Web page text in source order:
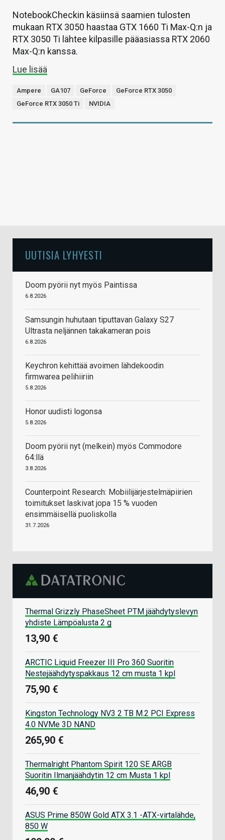
NotebookCheckin käsiinsä saamien tulosten
mukaan RTX 3050 haastaa GTX 1660 Ti Max-Q:n ja
RTX 3050 Ti lähtee kilpasille pääasiassa RTX 2060
Max-Q:n kanssa.
Lue lisää
Ampere GA107 GeForce
GeForce RTX 3050
GeForce RTX 3050 Ti
NVIDIA
UUTISIA LYHYESTI
Doom pyörii nyt myös Paintissa
6.8.2026
Samsungin huhutaan tiputtavan Galaxy S27
Ultrasta neljännen takakameran pois
6.8.2026
Keychron kehittää avoimen lähdekoodin
firmwarea pelihiiriin
5.8.2026
Honor uudisti logonsa
5.8.2026
Doom pyörii nyt (melkein) myös Commodore
64:llä
3.8.2026
Counterpoint Research: Mobiilijärjestelmäpiirien
toimitukset laskivat jopa 15 % vuoden
ensimmäisellä puoliskolla
31.7.2026
Thermal Grizzly PhaseSheet PTM jäähdytyslevyn
yhdiste Lämpöalusta 2 g
13,90 €
ARCTIC Liquid Freezer III Pro 360 Suoritin
Nestejäähdytyspakkaus 12 cm musta 1 kpl
75,90 €
Kingston Technology NV3 2 TB M.2 PCI Express
4.0 NVMe 3D NAND
265,90 €
Thermalright Phantom Spirit 120 SE ARGB
Suoritin Ilmanjäähdytin 12 cm Musta 1 kpl
46,90 €
ASUS Prime 850W Gold ATX 3.1 -ATX-virtalähde,
850 W